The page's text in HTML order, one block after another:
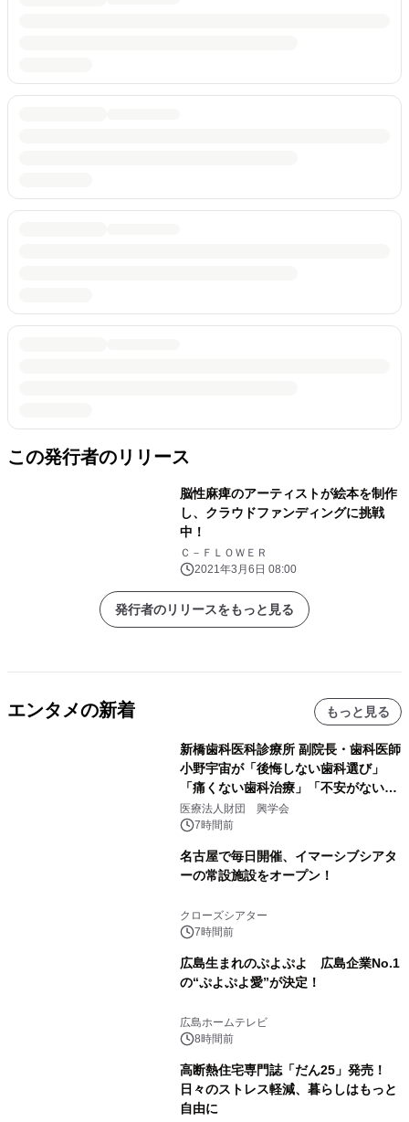
この発行者のリリース
脳性麻痺のアーティストが絵本を制作
し、クラウドファンディングに挑戦
中！
Ｃ－ＦＬＯＷＥＲ
2021年3月6日 08:00
発行者のリリースをもっと見る
エンタメの新着 もっと見る
新橋歯科医科診療所 副院長・歯科医師
小野宇宙が「後悔しない歯科選び」
「痛くない歯科治療」「不安がない治
療計画」をテーマに専門監修
医療法人財団 興学会
7時間前
名古屋で毎日開催、イマーシブシアタ
ーの常設施設をオープン！
クローズシアター
7時間前
広島生まれのぷよぷよ 広島企業No.1
の“ぷよぷよ愛”が決定！
広島ホームテレビ
8時間前
高断熱住宅専門誌「だん25」発売！
日々のストレス軽減、暮らしはもっと
自由に